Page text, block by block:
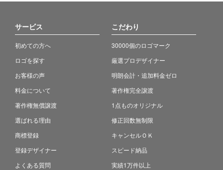
サービス
初めての方へ
ロゴを探す
お客様の声
料金について
著作権無償譲渡
選ばれる理由
商標登録
登録デザイナー
よくある質問
こだわり
30000個のロゴマーク
厳選プロデザイナー
明朗会計・追加料金ゼロ
著作権完全譲渡
1点ものオリジナル
修正回数無制限
キャンセルＯＫ
スピード納品
実績1万件以上